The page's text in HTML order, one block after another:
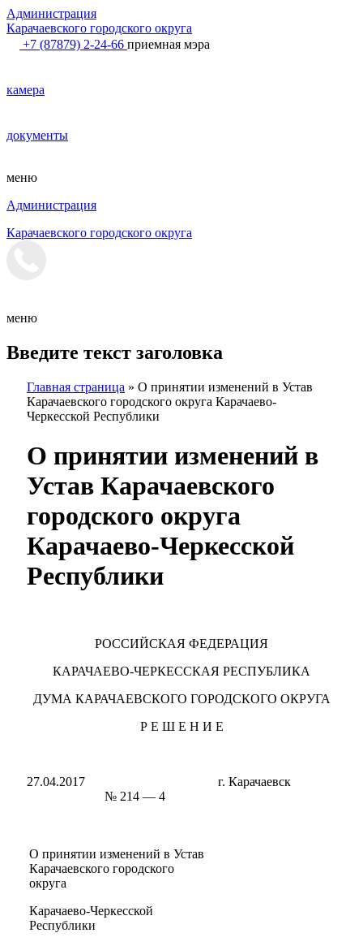
Администрация
Карачаевского городского округа
+7 (87879) 2-24-66 приемная мэра
камера
документы
меню
Администрация
Карачаевского городского округа
меню
Введите текст заголовка
Главная страница » О принятии изменений в Устав
Карачаевского городского округа Карачаево-
Черкесской Республики
О принятии изменений в
Устав Карачаевского
городского округа
Карачаево-Черкесской
Республики
РОССИЙСКАЯ ФЕДЕРАЦИЯ
КАРАЧАЕВО-ЧЕРКЕССКАЯ РЕСПУБЛИКА
ДУМА КАРАЧАЕВСКОГО ГОРОДСКОГО ОКРУГА
Р Е Ш Е Н И Е
27.04.2017 г. Карачаевск
№ 214 — 4
О принятии изменений в Устав
Карачаевского городского
округа
Карачаево-Черкесской
Республики